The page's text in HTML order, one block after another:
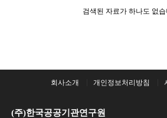
검색된 자료가 하나도 없습
회사소개 개인정보처리방침
(주)한국공공기관연구원